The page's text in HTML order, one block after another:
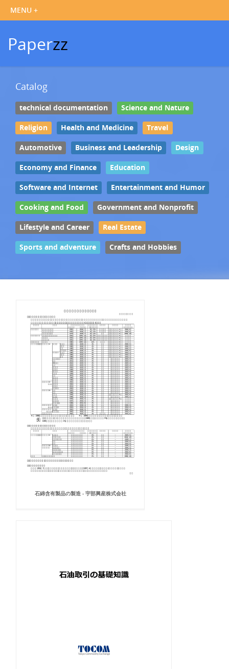
Paperzz
Catalog
technical documentation Science and Nature
Religion Health and Medicine Travel
Automotive Business and Leadership Design
Economy and Finance Education
Software and Internet Entertainment and Humor
Cooking and Food Government and Nonprofit
Lifestyle and Career Real Estate
Sports and adventure Crafts and Hobbies
石綿含有製品の製造 - 宇部興産株式会社